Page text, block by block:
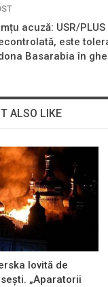
acuză: USR/
este
Basarabia în
ALSO LIKE
lovită de
„Aparatorii